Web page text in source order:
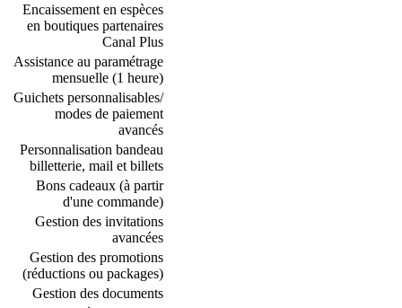
Encaissement en espèces
en boutiques partenaires
Canal Plus
Assistance au paramétrage
mensuelle (1 heure)
Guichets personnalisables/
modes de paiement
avancés
Personnalisation bandeau
billetterie, mail et billets
Bons cadeaux (à partir
d'une commande)
Gestion des invitations
avancées
Gestion des promotions
(réductions ou packages)
Gestion des documents